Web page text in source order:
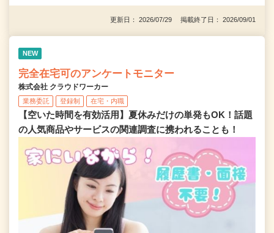
更新日： 2026/07/29 掲載終了日： 2026/09/01
NEW
完全在宅可のアンケートモニター
株式会社 クラウドワーカー
業務委託 登録制 在宅・内職
【空いた時間を有効活用】夏休みだけの単発もOK！話題
の人気商品やサービスの関連調査に携われることも！